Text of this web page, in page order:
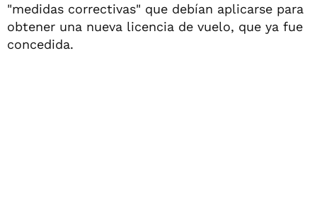
"medidas correctivas" que debían aplicarse para
obtener una nueva licencia de vuelo, que ya fue
concedida.